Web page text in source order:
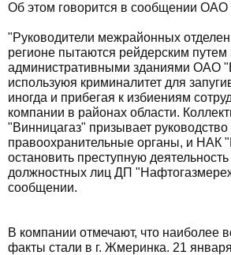
Об этом говорится в сообщении ОАО
"Руководители межрайонных
регионе пытаются рейдерским путем
административными зданиями ОАО
используюя криминалитет для
иногда и прибегая к избиениям
компании в районах области.
"Винницагаз" призывает руководство
правоохранительные органы, и НАК
остановить преступную
должностных лиц ДП
сообщении.
В компании отмечают, что наиболее
факты стали в г. Жмеринка. 21